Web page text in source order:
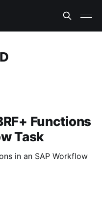
Functions
Task
in an SAP Workflow